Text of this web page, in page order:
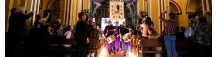
VÍDEOS
CONTACTAR